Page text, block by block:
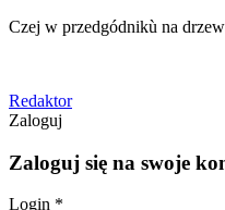
Czej w przedgódnikù na
Redaktor
Zaloguj
Zaloguj się na swoje
Login *